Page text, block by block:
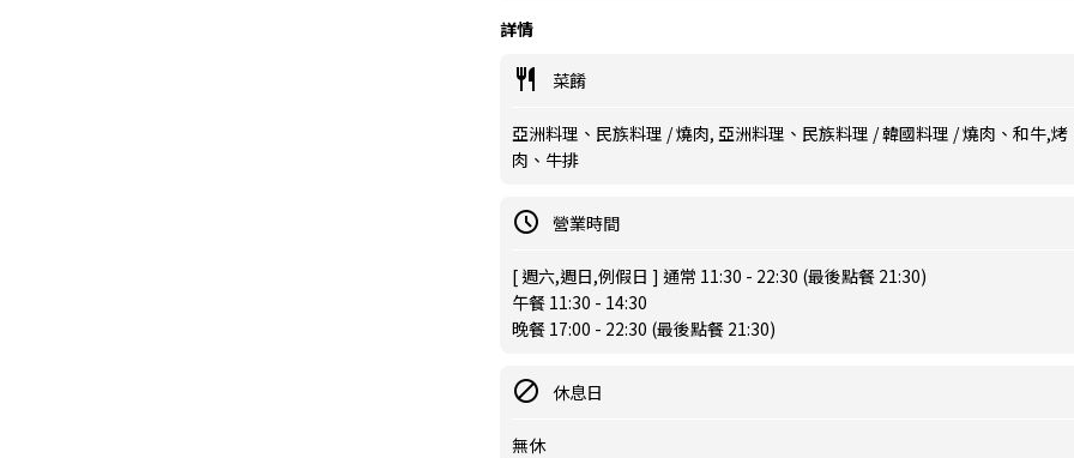
詳情
菜餚
亞洲料理、民族料理 / 燒肉, 亞洲料理、民族料理 / 韓國料理 / 燒肉、和牛,烤
肉、牛排
營業時間
[ 週六,週日,例假日 ] 通常 11:30 - 22:30 (最後點餐 21:30)
午餐 11:30 - 14:30
晚餐 17:00 - 22:30 (最後點餐 21:30)
休息日
無休